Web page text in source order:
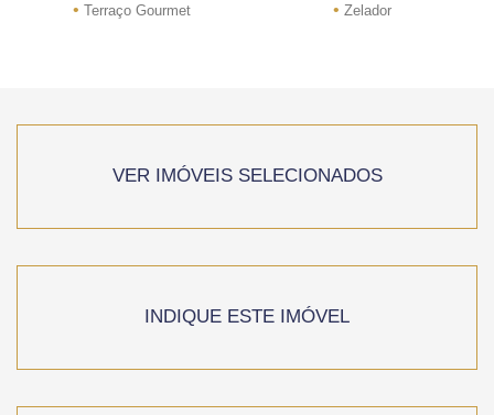
• Terraço Gourmet • Zelador
VER IMÓVEIS SELECIONADOS
INDIQUE ESTE IMÓVEL